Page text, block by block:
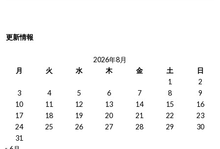
更新情報
2026年8月
月
火 水 木 金 土
日
1
2
3
4 5 6 7 8
9
10
11 12 13 14 15
16
17
18 19 20 21 22
23
24
25 26 27 28 29
30
31